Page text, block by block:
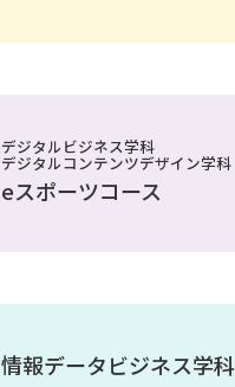
デジタルビジネス学科
デジタルコンテンツデザイン学科
eスポーツコース
情報データビジネス学科